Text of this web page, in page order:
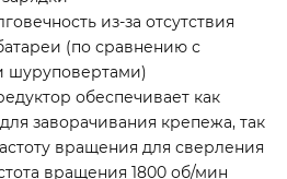
из-за отсутствия
(по сравнению с
шуруповертами)
обеспечивает как
заворачивания крепежа, так
вращения для сверления
вращения 1800 об/мин